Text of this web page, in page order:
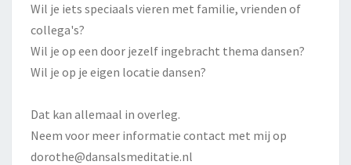
Wil je iets speciaals vieren met familie, vrienden of
collega's?
Wil je op een door jezelf ingebracht thema dansen?
Wil je op je eigen locatie dansen?
Dat kan allemaal in overleg.
Neem voor meer informatie contact met mij op
dorothe@dansalsmeditatie.nl